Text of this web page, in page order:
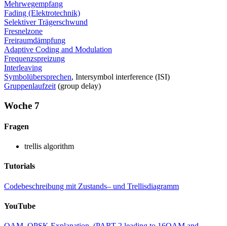
Mehrwegempfang
Fading (Elektrotechnik)
Selektiver Trägerschwund
Fresnelzone
Freiraumdämpfung
Adaptive Coding and Modulation
Frequenzspreizung
Interleaving
Symbolübersprechen, Intersymbol interference (ISI)
Gruppenlaufzeit (group delay)
Woche 7
Fragen
trellis algorithm
Tutorials
Codebeschreibung mit Zustands– und Trellisdiagramm
YouTube